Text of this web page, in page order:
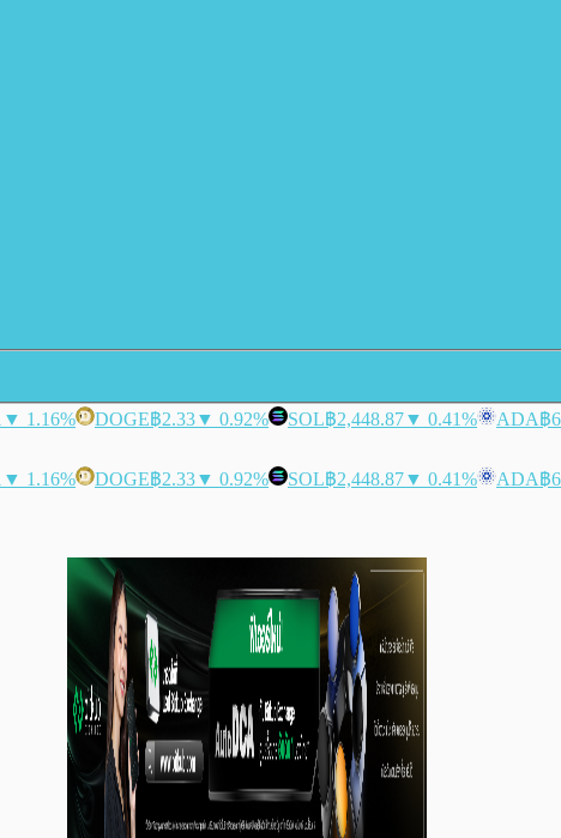
▼ 1.16% DOGE฿2.33▼ 0.92% SOL฿2,448.87▼ 0.41% ADA฿
▼ 1.16% DOGE฿2.33▼ 0.92% SOL฿2,448.87▼ 0.41% ADA฿